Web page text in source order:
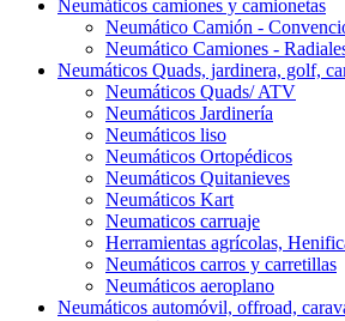
Neumáticos camiones y camionetas
Neumático Camión -
Neumático Camiones -
Neumáticos Quads, jardinera, golf,
Neumáticos Quads/ ATV
Neumáticos Jardinería
Neumáticos liso
Neumáticos Ortopédicos
Neumáticos Quitanieves
Neumáticos Kart
Neumaticos carruaje
Herramientas agrícolas,
Neumáticos carros y carretillas
Neumáticos aeroplano
Neumáticos automóvil, offroad,